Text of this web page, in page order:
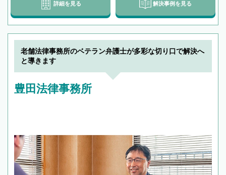
詳細を見る 解決事例を見る
老舗法律事務所のベテラン弁護士が多彩な切り口で解決へ
と導きます
豊田法律事務所